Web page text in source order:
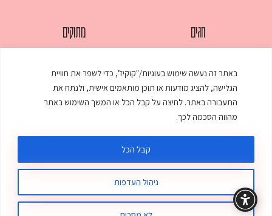
באתר זה נעשה שימוש בעוגיות/"קוקיז", כדי לשפר את חוויית
הגלישה, להציג מודעות או תוכן מותאמים אישית, ולנתח את
התעבורה באתר. לחיצה על קבל הכל או המשך השימוש באתר
מהווה הסכמה לכך.
ניהול העדפות
קבל הכל
חגים
מאפים
ממולאים
מרקים
מתוקים
עוגות
עוף
© כל הזכויות שמורות לענת אלישע | עיצוב ובניית אתר
תקנון האתר מדיניות פרטיות